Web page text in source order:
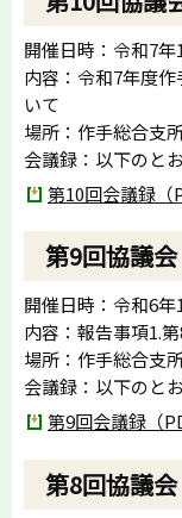
開催日時：令和7年
内容：令和7年度
いて
場所：作手総合支
会議録：以下のと
第10回会議録（
第9回協議会
開催日時：令和6年
内容：報告事項1.
場所：作手総合支
会議録：以下のと
第9回会議録（
第8回協議会